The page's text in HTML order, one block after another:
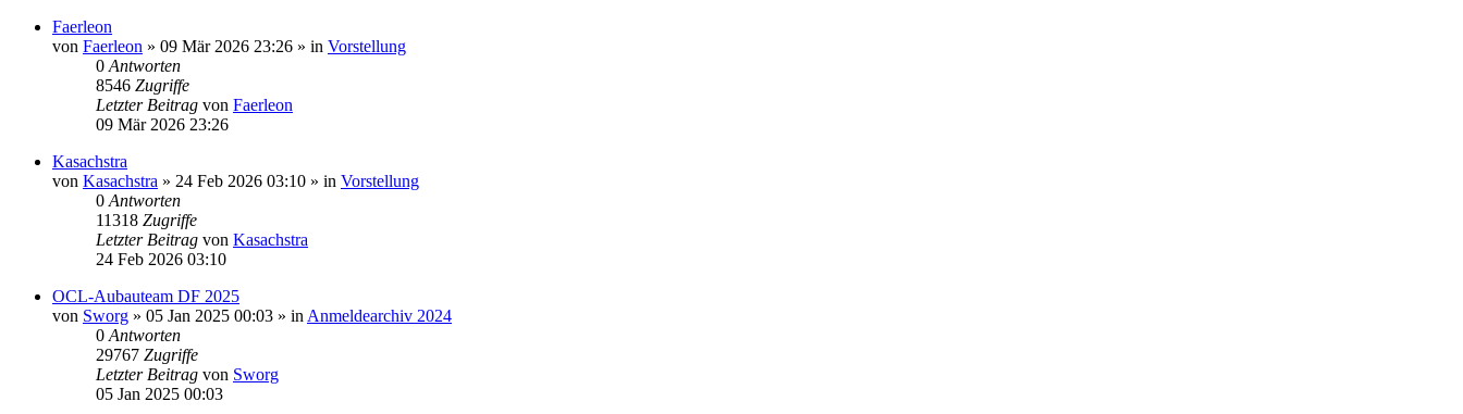
Faerleon
von Faerleon » 09 Mär 2026 23:26 » in Vorstellung
0 Antworten
8546 Zugriffe
Letzter Beitrag von Faerleon
09 Mär 2026 23:26
Kasachstra
von Kasachstra » 24 Feb 2026 03:10 » in Vorstellung
0 Antworten
11318 Zugriffe
Letzter Beitrag von Kasachstra
24 Feb 2026 03:10
OCL-Aubauteam DF 2025
von Sworg » 05 Jan 2025 00:03 » in Anmeldearchiv 2024
0 Antworten
29767 Zugriffe
Letzter Beitrag von Sworg
05 Jan 2025 00:03